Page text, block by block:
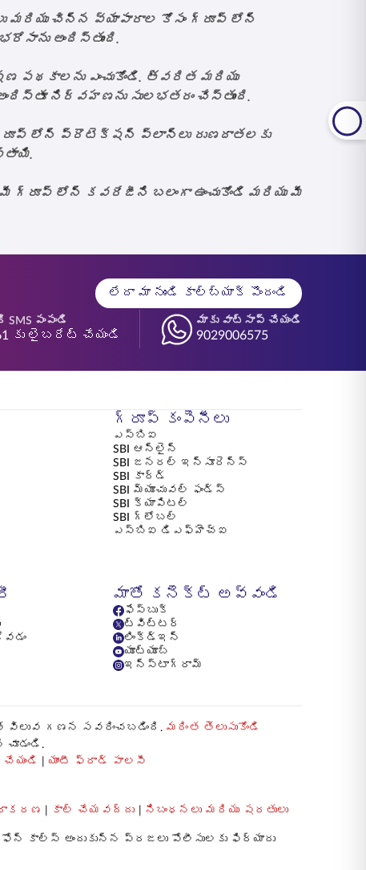
మరియు చిన్న వ్యాపారాల కోసం గ్రూప్ లోన్
అందిస్తుంది.
పథకాలనుఎంచుకోండి. త్వరిత మరియు
నిర్వహణను సులభతరం చేస్తుంది.
లోన్ ప్రొటెక్షన్ ప్లాన్‌లు రుణదాతలకు
లోన్ కవరేజీని బలంగా ఉంచుకోండి మరియు మీ
లేదా మా నుండి కాల్‌బ్యాక్ పొందండి
పంపండి
కు లైబరేట్ చేయండి
మాకు వాట్సాప్ చేయండి
9029006575
గ్రూప్ కంపెనీలు
ఎస్బిఐ
SBI ఆన్‌లైన్
SBI జనరల్ ఇన్సూరెన్స్
SBI కార్డ్
SBI మ్యూచువల్ ఫండ్స్
SBI క్యాపిటల్
SBI గ్లోబల్
ఎస్బిఐ డిఎఫ్హెచ్ఐ
మాతో కనెక్ట్ అవ్వండి
ఫేస్బుక్
ట్విట్టర్
లింక్డ్ఇన్
యూట్యూబ్
ఇన్స్టాగ్రామ్
విలువ గణన సవరించబడింది. మరింత తెలుసుకోండి
|యాంటీ ఫ్రాడ్ పాలసీ
కాల్ చేయవద్దు నిబంధనలు మరియు షరతులు
కాల్స్ అందుకున్న ప్రజలు పోలీసులకు ఫిర్యాదు